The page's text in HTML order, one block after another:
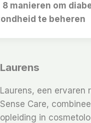
8 manieren om
te beheren
Laurens
Laurens, een ervaren
Sense Care,
opleiding in